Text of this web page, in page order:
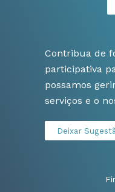
Contribua de
participativa
possamos
serviços e o
Deixar